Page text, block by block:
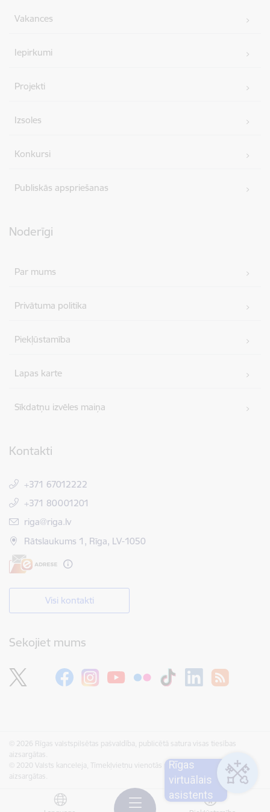
Vakances
Iepirkumi
Projekti
Izsoles
Konkursi
Publiskās apspriešanas
Noderīgi
Par mums
Privātuma politika
Piekļūstamība
Lapas karte
Sīkdatņu izvēles maiņa
Kontakti
+371 67012222
+371 80001201
E-pasts:
riga@riga.lv
Rātslaukums 1, Rīga, LV-1050
Visi kontakti
Sekojiet mums
© 2026 Rīgas valstspilsētas pašvaldība, publicētā satura visas tiesības
aizsargātas.
© 2020 Valsts kanceleja, Tīmekļvietņu vienotās platformas visas tiesības
aizsargātas.
Rīgas
virtuālais
asistents